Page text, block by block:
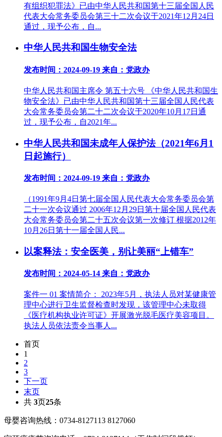
有组织犯罪法》已由中华人民共和国第十三届全国人民
代表大会常务委员会第三十二次会议于2021年12月24日
通过，现予公布，自...
中华人民共和国生物安全法
发布时间：2024-09-19 来自：党政办
中华人民共和国主席令 第五十六号 《中华人民共和国生
物安全法》已由中华人民共和国第十三届全国人民代表
大会常务委员会第二十二次会议于2020年10月17日通
过，现予公布，自2021年...
中华人民共和国未成年人保护法（2021年6月1
日起施行）
发布时间：2024-09-19 来自：党政办
（1991年9月4日第七届全国人民代表大会常务委员会第
二十一次会议通过 2006年12月29日第十届全国人民代表
大会常务委员会第二十五次会议第一次修订 根据2012年
10月26日第十一届全国人民...
以案释法：安全医美，别让美丽“上错车”
发布时间：2024-05-14 来自：党政办
案件一 01 案情简介： 2023年5月，执法人员对某健康管
理中心进行卫生监督检查时发现，该管理中心未取得
《医疗机构执业许可证》开展激光脱毛医疗美容项目。
执法人员依法责令当事人...
首页
1
2
3
下一页
末页
共 3页25条
母婴咨询热线：0734-8127113 8127060